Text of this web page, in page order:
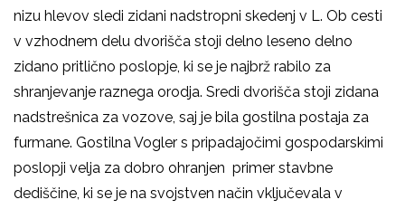
nizu hlevov sledi zidani nadstropni skedenj v L. Ob cesti
v vzhodnem delu dvorišča stoji delno leseno delno
zidano pritlično poslopje, ki se je najbrž rabilo za
shranjevanje raznega orodja. Sredi dvorišča stoji zidana
nadstrešnica za vozove, saj je bila gostilna postaja za
furmane. Gostilna Vogler s pripadajočimi gospodarskimi
poslopji velja za dobro ohranjen primer stavbne
dediščine, ki se je na svojstven način vključevala v